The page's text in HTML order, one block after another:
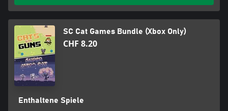
SC Cat Games Bundle (Xbox Only)
CHF 8.20
Enthaltene Spiele